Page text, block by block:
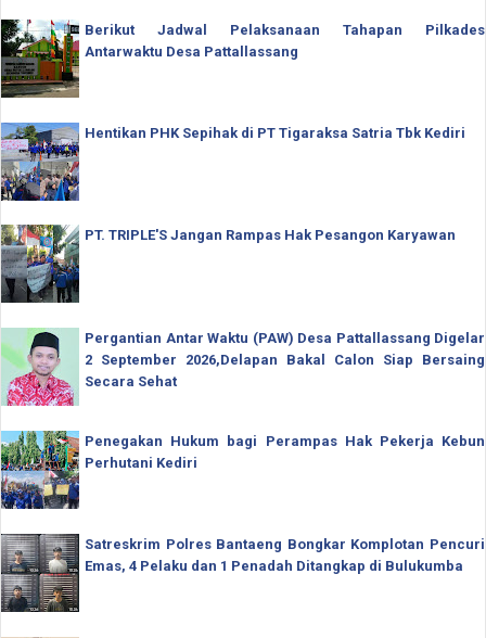
Berikut Jadwal Pelaksanaan Tahapan Pilkades
Antarwaktu Desa Pattallassang
Hentikan PHK Sepihak di PT Tigaraksa Satria Tbk Kediri
PT. TRIPLE'S Jangan Rampas Hak Pesangon Karyawan
Pergantian Antar Waktu (PAW) Desa Pattallassang Digelar
2 September 2026,Delapan Bakal Calon Siap Bersaing
Secara Sehat
Penegakan Hukum bagi Perampas Hak Pekerja Kebun
Perhutani Kediri
Satreskrim Polres Bantaeng Bongkar Komplotan Pencuri
Emas, 4 Pelaku dan 1 Penadah Ditangkap di Bulukumba